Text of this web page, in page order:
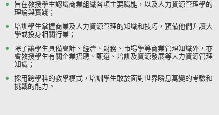
旨在教授學生認識商業組織各項主要職能，以及人力資源管理學的
理論與實踐；
培訓學生掌握商業及人力資源管理的知識和技巧，預備他們升讀大
學或投身相關行業；
除了讓學生具備會計、經濟、財務、市場學等商業管理知識外，亦
會教授學生有關企業招聘、甄選、培訓及資源發展等人力資源管理
知識；
採用跨學科的教學模式，培訓學生敢於面對世界瞬息萬變的考驗和
挑戰的能力。